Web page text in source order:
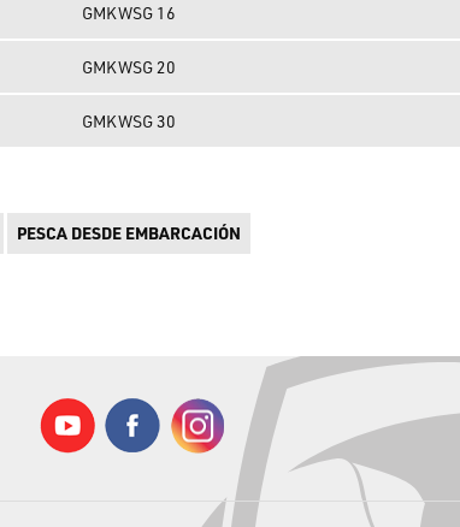
GMKWSG 16
GMKWSG 20
GMKWSG 30
PESCA DESDE EMBARCACIÓN